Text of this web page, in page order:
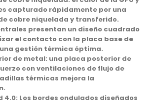
capturado rápidamente por una
cobre niquelada y transferido.
presentan un diseño cuadrado
el contacto con la placa base de
una gestión térmica óptima.
de metal: una placa posterior de
con ventilaciones de flujo de
térmicas mejora la
4.0: Los bordes ondulados diseñados